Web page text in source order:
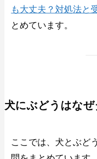
も大丈夫？対処法と
とめています。
犬にぶどうはな
ここでは、犬とぶど